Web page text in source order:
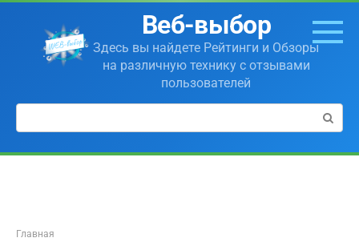
Перейти
контенту
Веб-выбор
Здесь вы найдете Рейтинги и Обзоры
на различную технику с отзывами
пользователей
Поиск:
Главная